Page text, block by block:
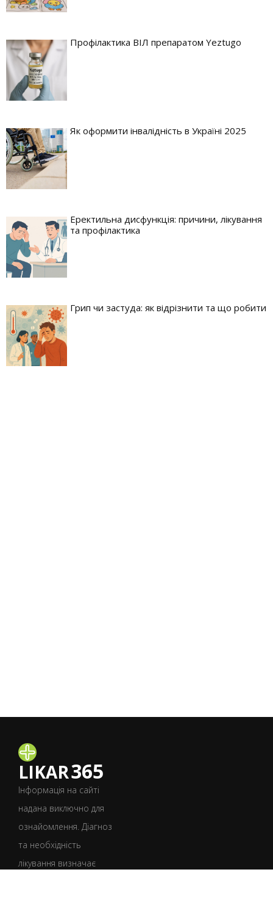
Профілактика ВІЛ препаратом Yeztugo
Як оформити інвалідність в Україні 2025
Еректильна дисфункція: причини, лікування
та профілактика
Грип чи застуда: як відрізнити та що робити
LIKAR365
Інформація на сайті
надана виключно для
ознайомлення. Діагноз
та необхідність
лікування визначає